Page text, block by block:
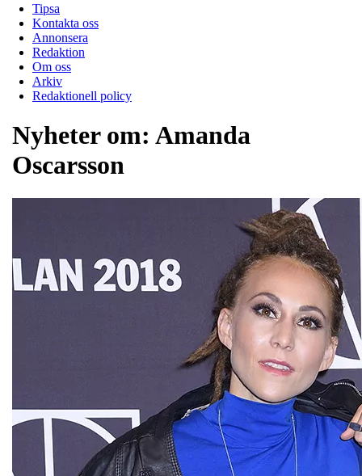
Tipsa
Kontakta oss
Annonsera
Redaktion
Om oss
Arkiv
Redaktionell policy
Nyheter om: Amanda
Oscarsson